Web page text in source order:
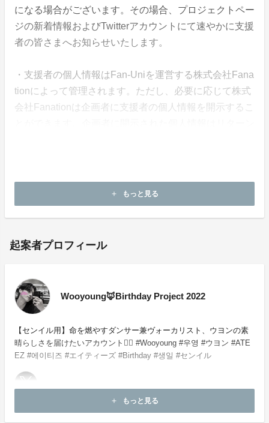
になる場合がございます。その場合、プロジェクトペー
ジの新着情報およびTwitterアカウントにて速やかに支援
者の皆さまへお知らせいたします。
・支援者の個人情報はFan-Uniを運営する株式会社Fana
tionによって管理されます。ただし、必要に応じて株式
会社Fanationは企画者に支援者の個人情報を開示するこ
所等へのお問い合わせはご遠慮願います。
add もっと見る
起案者プロフィール
Wooyoung🦊Birthday Project 2022
【センイル用】命を燃やすダンサー兼ヴォーカリスト、ウヨンの素
晴らしさを届けたいアカウント❤️‍🔥 #Wooyoung #우영 #ウヨン #ATE
EZ #에이티즈 #エイティーズ #Birthday #생일 #センイル
add もっと見る